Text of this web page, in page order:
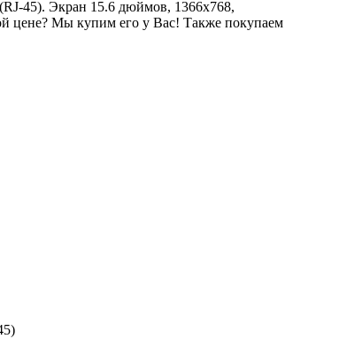
45). Экран 15.6 дюймов, 1366x768,
цене? Мы купим его у Вас! Также покупаем